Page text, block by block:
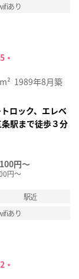
あり
1989年8月築
ロック、エレベ
駅まで徒歩３分
円～
円～
駅近
あり